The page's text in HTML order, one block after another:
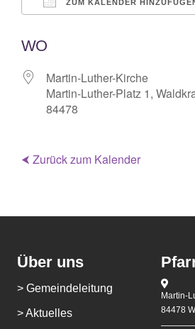
ZUM KALENDER
WO
Martin-Luther-Kirche
Martin-Luther-Platz 1,
84478
⮜ Zurück zum Kalender
Über uns
> Gemeindeleitung
> Aktuelles
Martin-
84478